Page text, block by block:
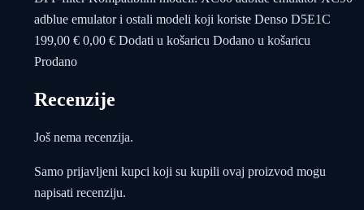
adblue emulator i ostali modeli koji koriste Denso D5E1C
199,00 € 0,00 € Dodati u košaricu Dodano u košaricu
Prodano
Recenzije
Još nema recenzija.
Samo prijavljeni kupci koji su kupili ovaj proizvod mogu
napisati recenziju.